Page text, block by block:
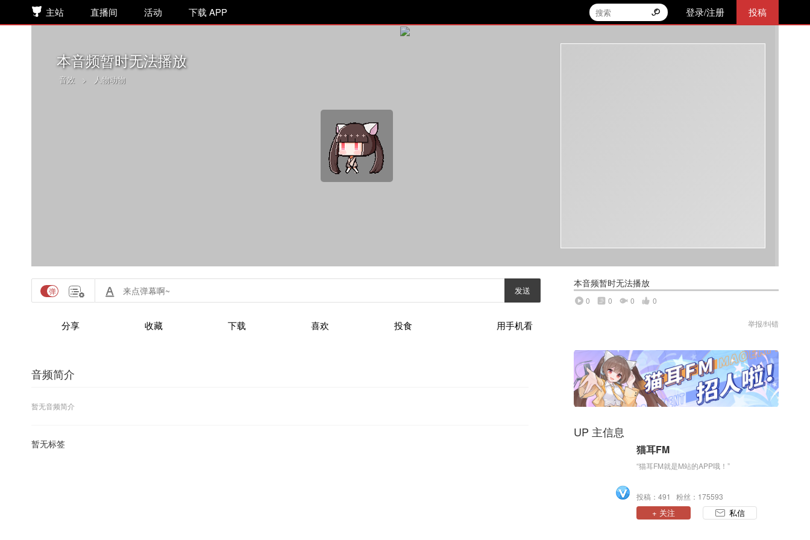
主站 直播间 活动 下载 APP 登录/注册 投稿
本音频暂时无法播放
音效 > 人物动物
发送
分享 收藏 下载 喜欢 投食 用手机看
本音频暂时无法播放
0 0 0 0
举报/纠错
音频简介
暂无音频简介
暂无标签
UP 主信息
猫耳FM
“猫耳FM就是M站的APP哦！”
投稿：491 粉丝：175593
+ 关注 私信